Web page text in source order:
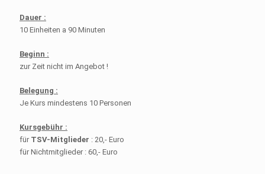
Dauer :
10 Einheiten a 90 Minuten
Beginn :
zur Zeit nicht im Angebot !
Belegung :
Je Kurs mindestens 10 Personen
Kursgebühr :
für TSV-Mitglieder : 20,- Euro
für Nichtmitglieder : 60,- Euro